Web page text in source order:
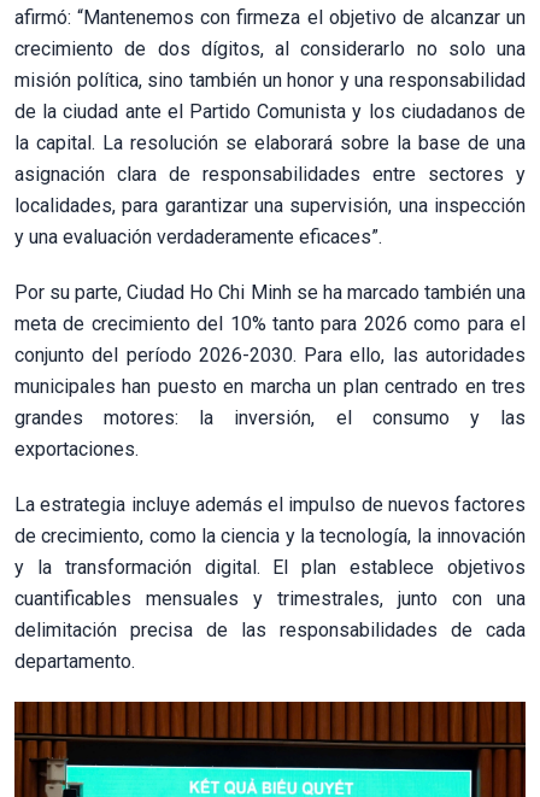
afirmó: “Mantenemos con firmeza el objetivo de alcanzar un
crecimiento de dos dígitos, al considerarlo no solo una
misión política, sino también un honor y una responsabilidad
de la ciudad ante el Partido Comunista y los ciudadanos de
la capital. La resolución se elaborará sobre la base de una
asignación clara de responsabilidades entre sectores y
localidades, para garantizar una supervisión, una inspección
y una evaluación verdaderamente eficaces”.
Por su parte, Ciudad Ho Chi Minh se ha marcado también una
meta de crecimiento del 10% tanto para 2026 como para el
conjunto del período 2026-2030. Para ello, las autoridades
municipales han puesto en marcha un plan centrado en tres
grandes motores: la inversión, el consumo y las
exportaciones.
La estrategia incluye además el impulso de nuevos factores
de crecimiento, como la ciencia y la tecnología, la innovación
y la transformación digital. El plan establece objetivos
cuantificables mensuales y trimestrales, junto con una
delimitación precisa de las responsabilidades de cada
departamento.